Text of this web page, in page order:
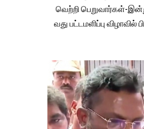
வெற்றி பெறுவார்கள்-
வது பட்டமளிப்பு விழாவில்